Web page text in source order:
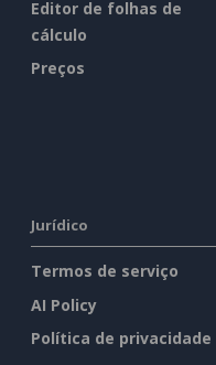
Editor de folhas de
cálculo
Preços
Jurídico
Termos de serviço
AI Policy
Política de privacidade